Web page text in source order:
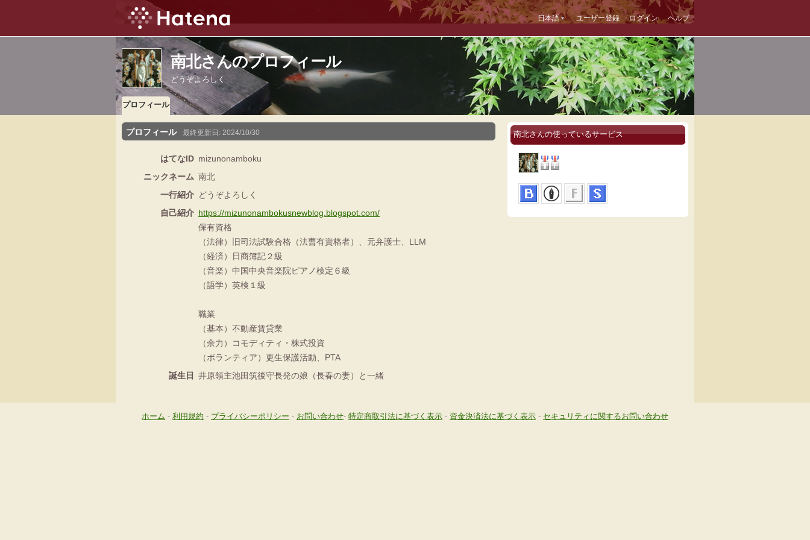
日本語 ユーザー登録 ログイン ヘルプ
南北さんのプロフィール
どうぞよろしく
プロフィール
プロフィール 最終更新日: 2024/10/30
はてなID mizunonamboku
ニックネーム 南北
一行紹介 どうぞよろしく
自己紹介 https://mizunonambokusnewblog.blogspot.com/
保有資格
（法律）旧司法試験合格（法曹有資格者）、元弁護士、LLM
（経済）日商簿記２級
（音楽）中国中央音楽院ピアノ検定６級
（語学）英検１級
職業
（基本）不動産賃貸業
（余力）コモディティ・株式投資
（ボランティア）更生保護活動、PTA
誕生日
井原領主池田筑後守長発の娘（長春の妻）と一緒
南北さんの使っているサービス
ホーム - 利用規約 - プライバシーポリシー - お問い合わせ- 特定商取引法に基づく表示 - 資金決済法に基づく表示 - セキュリティに関するお問い合わせ